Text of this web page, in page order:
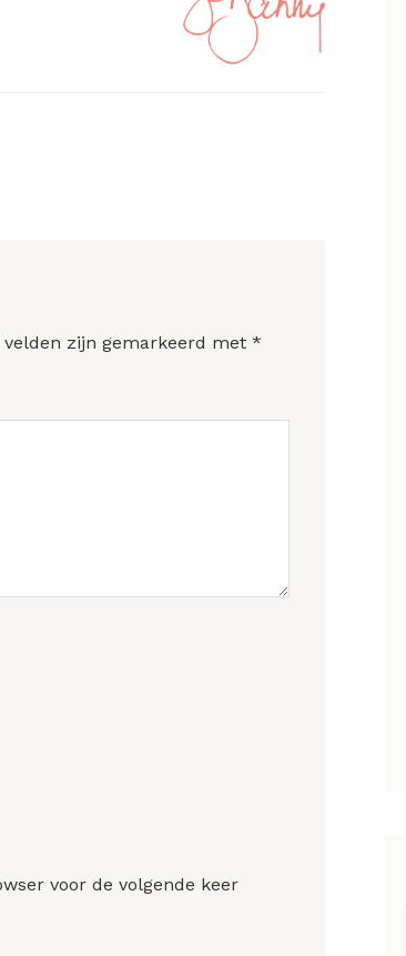
velden zijn gemarkeerd met *
voor de volgende keer